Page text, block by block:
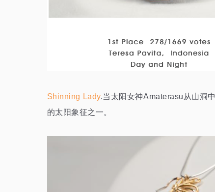
Shinning Lady.当太阳女神Amaterasu从山洞
的太阳象征之一。